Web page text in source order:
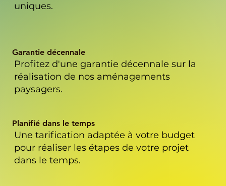
uniques.
Garantie décennale
Profitez d'une garantie décennale sur la
réalisation de nos aménagements
paysagers.
Planifié dans le temps
Une tarification adaptée à votre budget
pour réaliser les étapes de votre projet
dans le temps.